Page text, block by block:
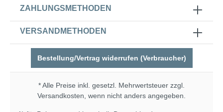
ZAHLUNGSMETHODEN
VERSANDMETHODEN
Bestellung/Vertrag widerrufen (Verbraucher)
* Alle Preise inkl. gesetzl. Mehrwertsteuer zzgl.
Versandkosten , wenn nicht anders angegeben.